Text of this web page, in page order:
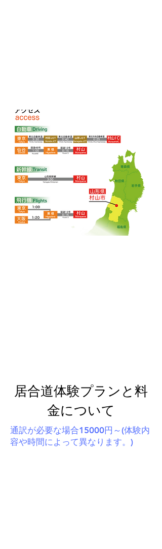
居合道体験プランと料
金について
通訳が必要な場合15000円～(体験内
容や時間によって異なります。)